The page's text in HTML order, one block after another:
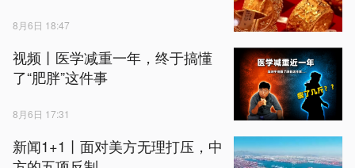
8月6日 18:47
视频丨医学减重一年，终于搞懂
了“肥胖”这件事
8月6日 17:31
新闻1+1丨面对美方无理打压，中